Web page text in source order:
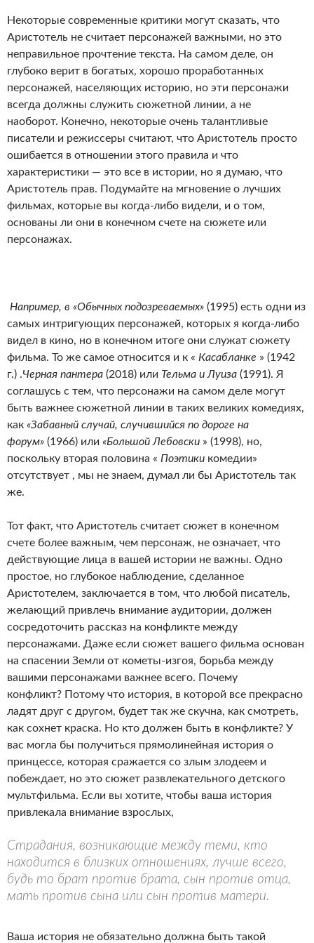
Некоторые современные критики могут сказать, что
Аристотель не считает персонажей важными, но это
неправильное прочтение текста. На самом деле, он
глубоко верит в богатых, хорошо проработанных
персонажей, населяющих историю, но эти персонажи
всегда должны служить сюжетной линии, а не
наоборот. Конечно, некоторые очень талантливые
писатели и режиссеры считают, что Аристотель просто
ошибается в отношении этого правила и что
характеристики — это все в истории, но я думаю, что
Аристотель прав. Подумайте на мгновение о лучших
фильмах, которые вы когда-либо видели, и о том,
основаны ли они в конечном счете на сюжете или
персонажах.
Например, в «Обычных подозреваемых» (1995) есть одни из
самых интригующих персонажей, которых я когда-либо
видел в кино, но в конечном итоге они служат сюжету
фильма. То же самое относится и к « Касабланке » (1942
г.) .Черная пантера (2018) или Тельма и Луиза (1991). Я
соглашусь с тем, что персонажи на самом деле могут
быть важнее сюжетной линии в таких великих комедиях,
как «Забавный случай, случившийся по дороге на
форум» (1966) или «Большой Лебовски » (1998), но,
поскольку вторая половина « Поэтики комедии»
отсутствует , мы не знаем, думал ли бы Аристотель так
же.
Тот факт, что Аристотель считает сюжет в конечном
счете более важным, чем персонаж, не означает, что
действующие лица в вашей истории не важны. Одно
простое, но глубокое наблюдение, сделанное
Аристотелем, заключается в том, что любой писатель,
желающий привлечь внимание аудитории, должен
сосредоточить рассказ на конфликте между
персонажами. Даже если сюжет вашего фильма основан
на спасении Земли от кометы-изгоя, борьба между
вашими персонажами важнее всего. Почему
конфликт? Потому что история, в которой все прекрасно
ладят друг с другом, будет так же скучна, как смотреть,
как сохнет краска. Но кто должен быть в конфликте? У
вас могла бы получиться прямолинейная история о
принцессе, которая сражается со злым злодеем и
побеждает, но это сюжет развлекательного детского
мультфильма. Если вы хотите, чтобы ваша история
привлекала внимание взрослых,
Страдания, возникающие между теми, кто
находится в близких отношениях, лучше всего,
будь то брат против брата, сын против отца,
мать против сына или сын против матери.
Ваша история не обязательно должна быть такой